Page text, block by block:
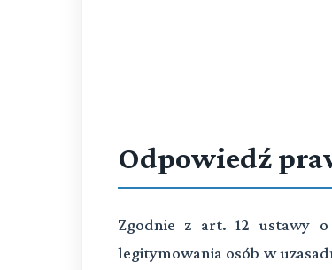
Odpowiedź
Zgodnie z art. 12 ustawy
legitymowania osób w